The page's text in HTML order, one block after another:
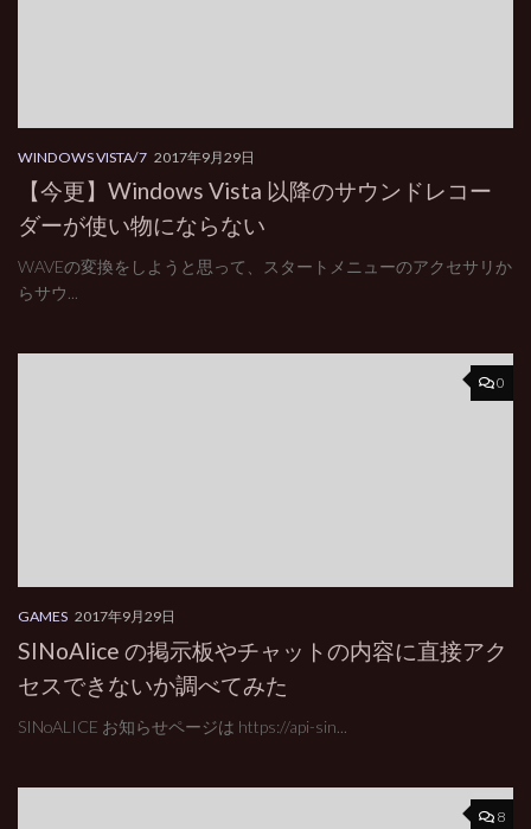
WINDOWS VISTA/7 2017年9月29日
【今更】Windows Vista 以降のサウンドレコー
ダーが使い物にならない
WAVEの変換をしようと思って、スタートメニューのアクセサリか
らサウ...
0
GAMES 2017年9月29日
SINoAlice の掲示板やチャットの内容に直接アク
セスできないか調べてみた
SINoALICE お知らせページは https://api-sin...
8